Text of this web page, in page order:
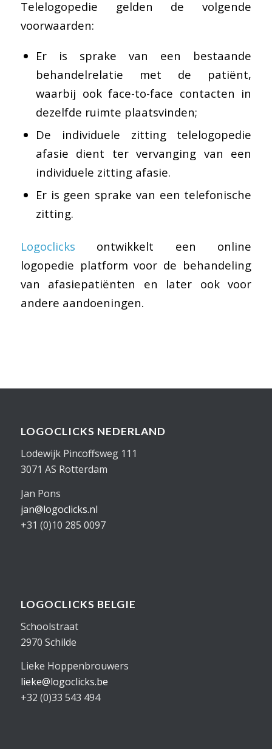
Telelogopedie gelden de volgende
voorwaarden:
Er is sprake van een bestaande
behandelrelatie met de patiënt,
waarbij ook face-to-face contacten in
dezelfde ruimte plaatsvinden;
De individuele zitting telelogopedie
afasie dient ter vervanging van een
individuele zitting afasie.
Er is geen sprake van een telefonische
zitting.
Logoclicks ontwikkelt een online
logopedie platform voor de behandeling
van afasiepatiënten en later ook voor
andere aandoeningen.
LOGOCLICKS NEDERLAND
Lodewijk Pincoffsweg 111
3071 AS Rotterdam
Jan Pons
jan@logoclicks.nl
+31 (0)10 285 0097
LOGOCLICKS BELGIE
Schoolstraat
2970 Schilde
Lieke Hoppenbrouwers
lieke@logoclicks.be
+32 (0)33 543 494